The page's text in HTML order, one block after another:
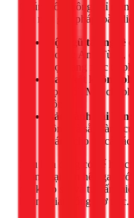
Chúng tôi không chỉ
đến một giải pháp toàn
Đội ngũ tay nghề
Hoàng Anh Tùng,
mọi hạng mục từ
Cam kết không
trọn gói. Mọi chi
đồng.
Bảo hành dài hạn:
công và sẵn sàng
tháng cho tất cả các
Nếu bạn đang có kế
ngần ngại liên hệ ngay
nơi khảo sát và tư vấn
không gian sống mơ ước.